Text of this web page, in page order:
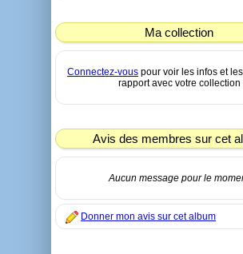
Ma collection
Connectez-vous pour voir les infos et
rapport avec votre collection
Avis des membres sur cet
Aucun message pour le
Donner mon avis sur cet album